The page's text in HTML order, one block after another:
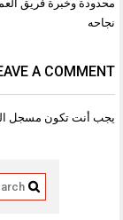
محدودة وخبرة فريق
نجاحه
A COMMENT
يجب أنت تكون مسجل